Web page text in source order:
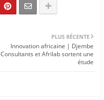
PLUS RÉCENTE
Innovation africaine | Djembe
Consultants et Afrilab sortent une
étude